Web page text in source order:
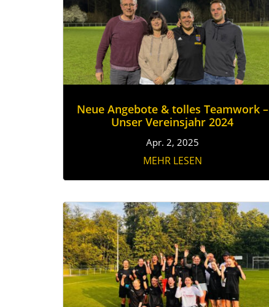
Neue Angebote & tolles Teamwork –
Unser Vereinsjahr 2024
Apr. 2, 2025
MEHR LESEN